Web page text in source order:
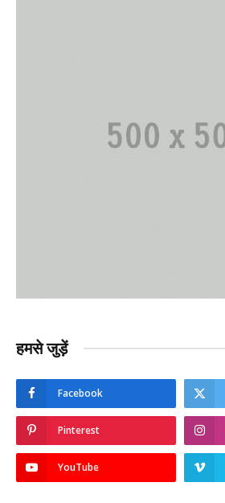
हमसे जुड़ें
Facebook
Pinterest
YouTube